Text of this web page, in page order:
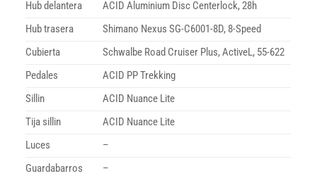
Hub delantera
ACID Aluminium Disc Centerlock, 28h
Hub trasera
Shimano Nexus SG-C6001-8D, 8-Speed
Cubierta
Schwalbe Road Cruiser Plus, ActiveL, 55-622
Pedales
ACID PP Trekking
Sillin
ACID Nuance Lite
Tija sillin
ACID Nuance Lite
Luces
–
Guardabarros
–